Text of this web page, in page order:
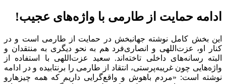
ادامه حمایت از طارمی با واژه‌های عجیب!
این بخش کامل نوشته جهانبخش در حمایت از طارمی است و در
کنار او، عزت‌اللهی و انصاری‌فرد هم به نحو دیگری به منتقدان و
البته رسانه‌های داخلی تاخته‌اند. سعید عزت‌اللهی با استفاده از
واژه‌هایی چون غریبه‌پرستی، انتقاد از طارمی را برنتابیده و در ادامه
نوشته است: «مردم باهوش و واقع‌گرایی داریم که همه چیزهارو